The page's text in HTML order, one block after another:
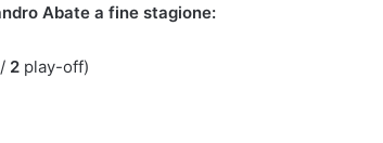
Abate a fine stagione:
2 play-off)